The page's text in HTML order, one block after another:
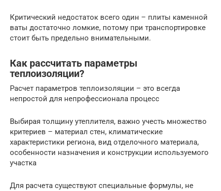
Критический недостаток всего один – плиты каменной
ваты достаточно ломкие, потому при транспортировке
стоит быть предельно внимательными.
Как рассчитать параметры
теплоизоляции?
Расчет параметров теплоизоляции – это всегда
непростой для непрофессионала процесс
Выбирая толщину утеплителя, важно учесть множество
критериев – материал стен, климатические
характеристики региона, вид отделочного материала,
особенности назначения и конструкции используемого
участка
Для расчета существуют специальные формулы, не